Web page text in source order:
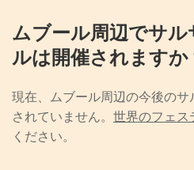
ムブール周辺でサ
ルは開催されますか
現在、ムブール周辺の今後の
されていません。 世界のフェス
ください。